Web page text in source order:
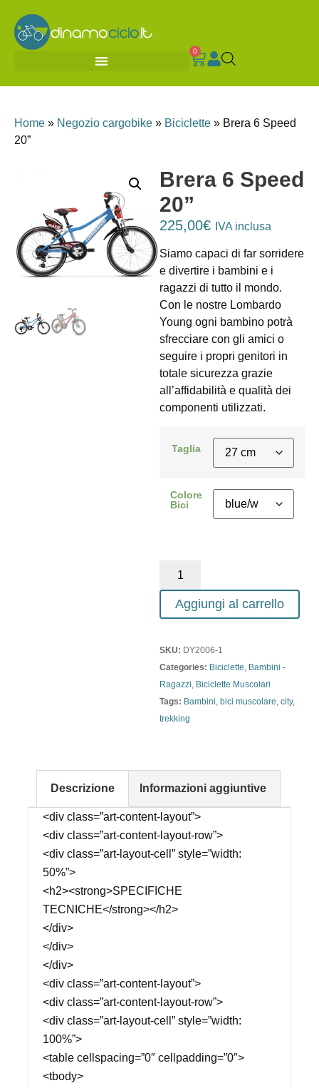
0
Home » Negozio cargobike » Biciclette » Brera 6 Speed
20”
Brera 6 Speed
20”
225,00€ IVA inclusa
Siamo capaci di far sorridere
e divertire i bambini e i
ragazzi di tutto il mondo.
Con le nostre Lombardo
Young ogni bambino potrà
sfrecciare con gli amici o
seguire i propri genitori in
totale sicurezza grazie
all’affidabilità e qualità dei
componenti utilizzati.
Taglia
Colore
Bici
Aggiungi al carrello
SKU: DY2006-1
Categories: Biciclette, Bambini -
Ragazzi, Biciclette Muscolari
Tags: Bambini, bici muscolare, city,
trekking
Descrizione Informazioni aggiuntive
<div class=”art-content-layout”>
<div class=”art-content-layout-row”>
<div class=”art-layout-cell” style=”width:
50%”>
<h2><strong>SPECIFICHE
TECNICHE</strong></h2>
</div>
</div>
</div>
<div class=”art-content-layout”>
<div class=”art-content-layout-row”>
<div class=”art-layout-cell” style=”width:
100%”>
<table cellspacing=”0″ cellpadding=”0″>
<tbody>